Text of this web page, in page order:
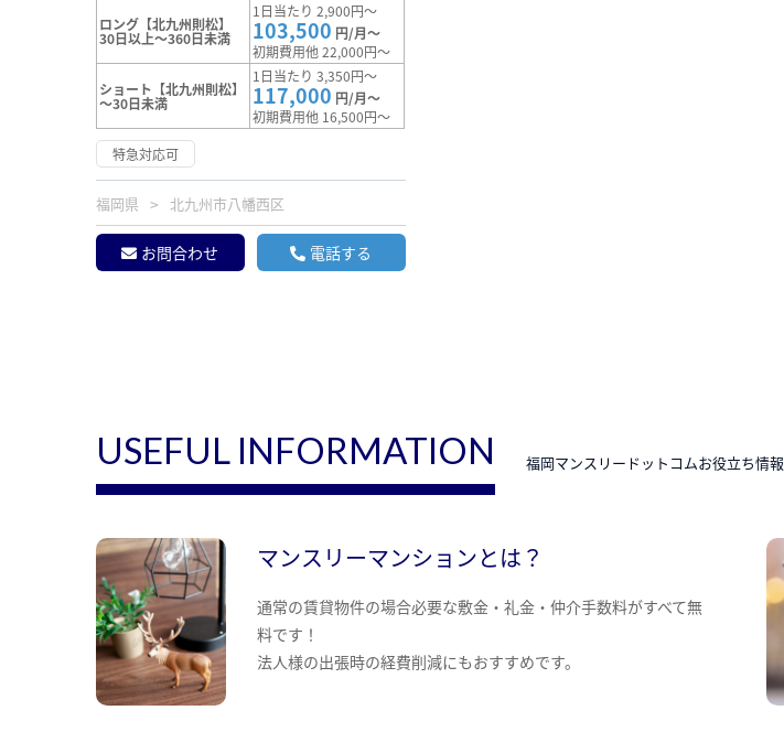
ロング【北九州則松】
30日以上～360日未満
1日当たり 2,900円～
103,500 円/月～
初期費用他 22,000円～
ショート【北九州則松】
～30日未満
1日当たり 3,350円～
117,000 円/月～
初期費用他 16,500円～
特急対応可
福岡県 北九州市八幡西区
お問合わせ 電話する
USEFUL INFORMATION 福岡マンスリードットコムお役立ち情報
マンスリーマンションとは？
通常の賃貸物件の場合必要な敷金・礼金・仲介手数料がすべて無
料です！
法人様の出張時の経費削減にもおすすめです。